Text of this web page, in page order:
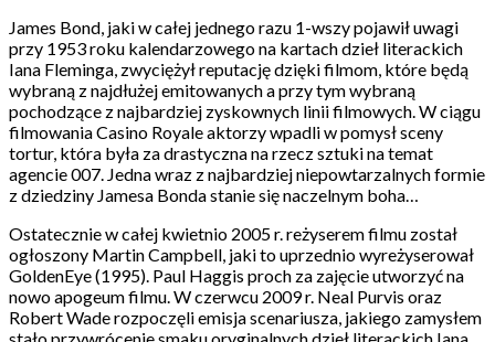
James Bond, jaki w całej jednego razu 1-wszy pojawił uwagi
przy 1953 roku kalendarzowego na kartach dzieł literackich
Iana Fleminga, zwyciężył reputację dzięki filmom, które będą
wybraną z najdłużej emitowanych a przy tym wybraną
pochodzące z najbardziej zyskownych linii filmowych. W ciągu
filmowania Casino Royale aktorzy wpadli w pomysł sceny
tortur, która była za drastyczna na rzecz sztuki na temat
agencie 007. Jedna wraz z najbardziej niepowtarzalnych formie
z dziedziny Jamesa Bonda stanie się naczelnym boha…
Ostatecznie w całej kwietnio 2005 r. reżyserem filmu został
ogłoszony Martin Campbell, jaki to uprzednio wyreżyserował
GoldenEye (1995). Paul Haggis proch za zajęcie utworzyć na
nowo apogeum filmu. W czerwcu 2009 r. Neal Purvis oraz
Robert Wade rozpoczęli emisja scenariusza, jakiego zamysłem